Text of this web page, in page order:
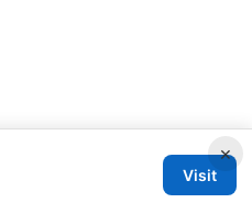
×
Visit